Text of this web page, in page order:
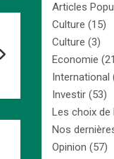
Articles
Culture (15)
Culture (3)
Economie
International
Investir (53)
Les choix de
Nos
Opinion (57)